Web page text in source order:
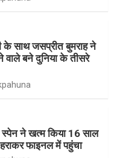
के साथ जसप्रीत बुमराह ने
वाले बने दुनिया के तीसरे
ने खत्म किया 16 साल
फाइनल में पहुंचा